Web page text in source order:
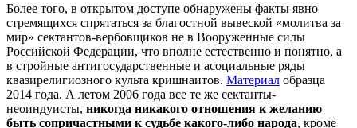
Более того, в открытом доступе обнаружены факты явно
стремящихся спрятаться за благостной вывеской «молитва за
мир» сектантов-вербовщиков не в Вооруженные силы
Российской Федерации, что вполне естественно и понятно, а
в стройные антигосударственные и асоциальные ряды
квазирелигиозного культа кришнаитов. Материал образца
2014 года. А летом 2006 года все те же сектанты-
неоиндуисты, никогда никакого отношения к желанию
быть сопричастными к судьбе какого-либо народа, кроме